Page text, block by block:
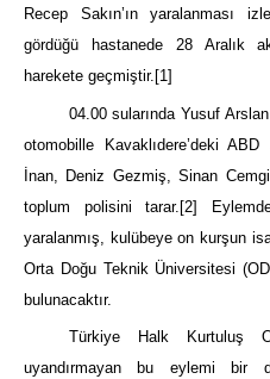
Recep Sakın’ın yaralanması
gördüğü hastanede 28 Aralık
harekete geçmiştir. [1]
04.00 sularında Yusuf
otomobille Kavaklıdere’deki
İnan, Deniz Gezmiş, Sinan
toplum polisini tarar. [2]
yaralanmış, kulübeye on kurşun
Orta Doğu Teknik Üniversitesi
bulunacaktır.
Türkiye Halk Kurtuluş
uyandırmayan bu eylemi bir